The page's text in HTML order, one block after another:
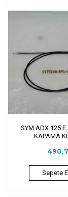
SYM ADX 125 E
KAPAMA
Sepete